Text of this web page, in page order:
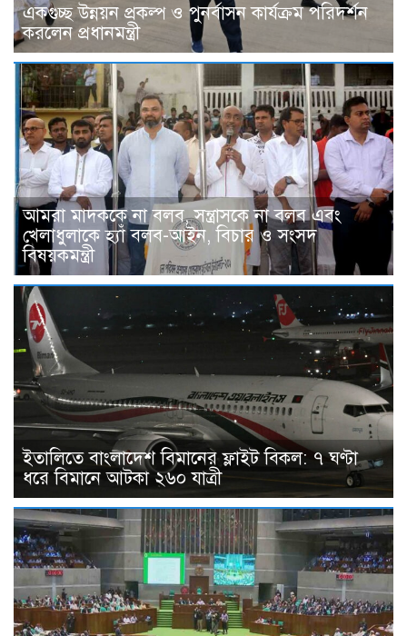
একগুচ্ছ উন্নয়ন প্রকল্প ও পুনর্বাসন কার্যক্রম পরিদর্শন
করলেন প্রধানমন্ত্রী
আমরা মাদককে না বলব, সন্ত্রাসকে না বলব এবং
খেলাধুলাকে হ্যাঁ বলব-আইন, বিচার ও সংসদ
বিষয়কমন্ত্রী
ইতালিতে বাংলাদেশ বিমানের ফ্লাইট বিকল: ৭ ঘণ্টা
ধরে বিমানে আটকা ২৬০ যাত্রী